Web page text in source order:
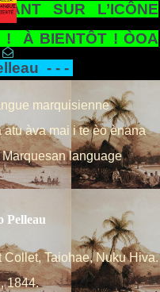
SUR L’ICÔNE
! À BIENTÔT ! ÒOA
- - -
marquisienne
àva mai i te èo ènana
language
Pelleau
Taiohae, Nuku Hiva.
1844.